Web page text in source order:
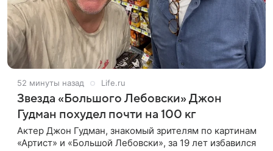
52 минуты назад Life.ru
Звезда «Большого Лебовски» Джон
Гудман похудел почти на 100 кг
Актер Джон Гудман, знакомый зрителям по картинам
«Артист» и «Большой Лебовски», за 19 лет избавился